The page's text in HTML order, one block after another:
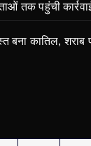
तक पहुंची
कातिल, शराब